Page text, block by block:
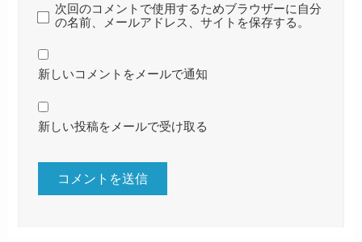
次回のコメントで使用するためブラウザーに自分
の名前、メールアドレス、サイトを保存する。
新しいコメントをメールで通知
新しい投稿をメールで受け取る